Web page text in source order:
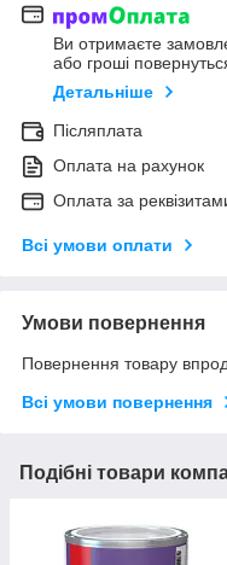
Ви отримаєте
або гроші
Детальніше
Післяплата
Оплата на рахунок
Оплата за
Всі умови оплати
Умови повернення
Повернення товару
Всі умови повернення
Подібні товари